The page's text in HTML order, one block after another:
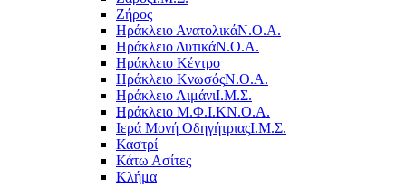
Ζήρος
Ηράκλειο ΑνατολικάΝ.Ο.Α.
Ηράκλειο ΔυτικάΝ.Ο.Α.
Ηράκλειο Κέντρο
Ηράκλειο ΚνωσόςΝ.Ο.Α.
Ηράκλειο ΛιμάνιΙ.Μ.Σ.
Ηράκλειο Μ.Φ.Ι.ΚΝ.Ο.Α.
Ιερά Μονή ΟδηγήτριαςΙ.Μ.Σ.
Καστρί
Κάτω Ασίτες
Κλήμα